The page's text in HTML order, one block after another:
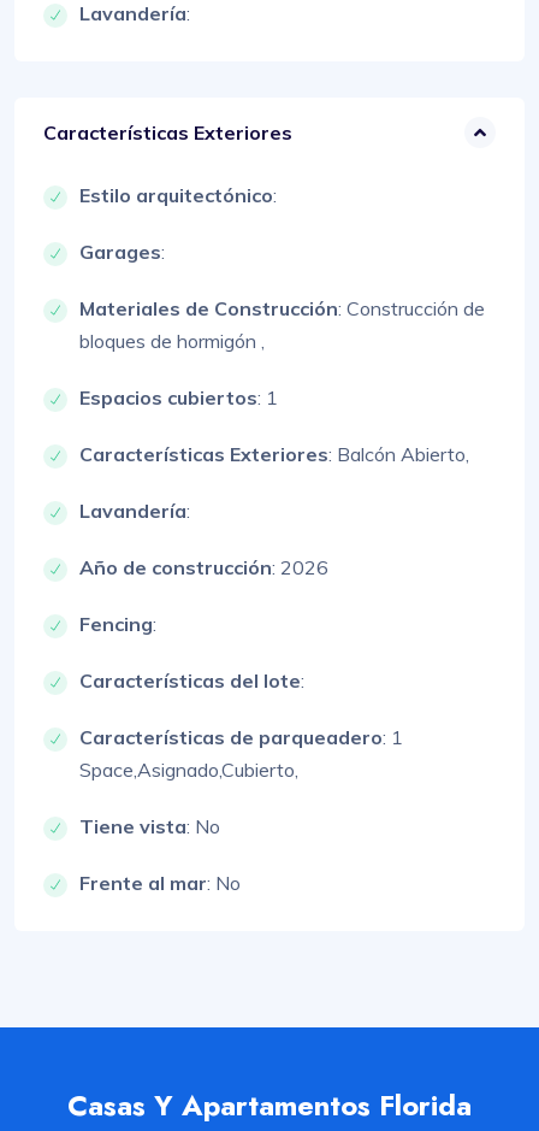
Lavandería:
Características Exteriores
Estilo arquitectónico:
Garages:
Materiales de Construcción: Construcción de
bloques de hormigón ,
Espacios cubiertos: 1
Características Exteriores: Balcón Abierto,
Lavandería:
Año de construcción: 2026
Fencing:
Características del lote:
Características de parqueadero: 1
Space,Asignado,Cubierto,
Tiene vista: No
Frente al mar: No
Casas Y Apartamentos Florida